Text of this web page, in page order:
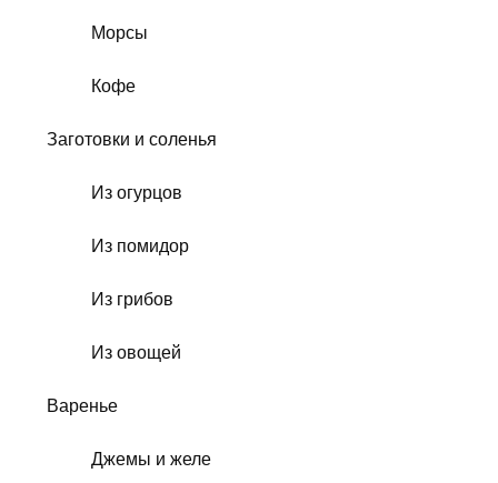
Морсы
Кофе
Заготовки и соленья
Из огурцов
Из помидор
Из грибов
Из овощей
Варенье
Джемы и желе